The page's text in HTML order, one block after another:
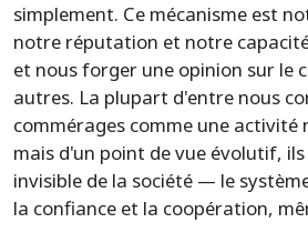
simplement. Ce mécanisme est
notre réputation et notre
et nous forger une opinion sur le
autres. La plupart d'entre nous
commérages comme une activité
mais d'un point de vue évolutif,
invisible de la société — le
la confiance et la coopération,